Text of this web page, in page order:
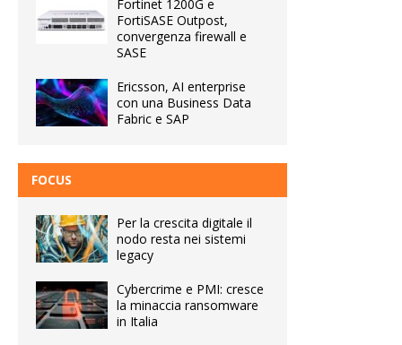
Fortinet 1200G e
FortiSASE Outpost,
convergenza firewall e
SASE
Ericsson, AI enterprise
con una Business Data
Fabric e SAP
FOCUS
Per la crescita digitale il
nodo resta nei sistemi
legacy
Cybercrime e PMI: cresce
la minaccia ransomware
in Italia